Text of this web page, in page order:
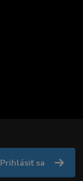
Prihlásiť sa